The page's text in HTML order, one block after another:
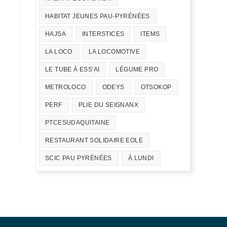
HABITAT JEUNES PAU-PYRÉNÉES
HAJSA INTERSTICES ITEMS
LA LOCO LA LOCOMOTIVE
LE TUBE À ESS'AI LÉGUME PRO
METROLOCO ODEYS OTSOKOP
PERF PLIE DU SEIGNANX
PTCESUDAQUITAINE
RESTAURANT SOLIDAIRE EOLE
SCIC PAU PYRÉNÉES À LUNDI